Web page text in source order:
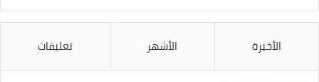
الأخيرة الأشهر تعليقات